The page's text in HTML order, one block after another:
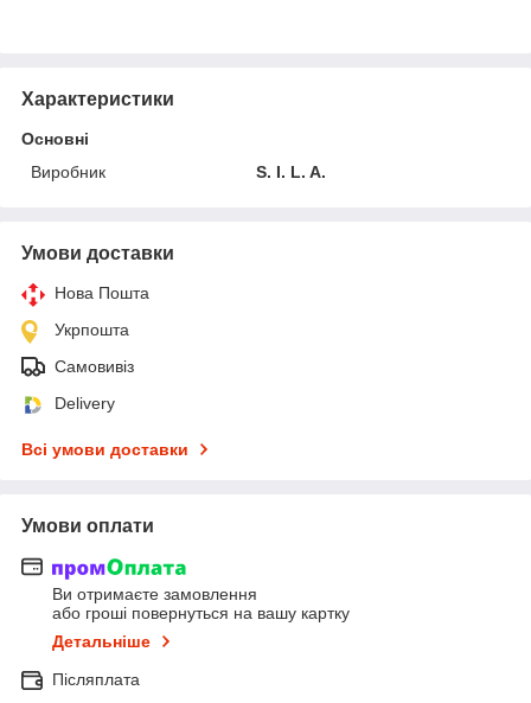
Характеристики
Основні
Виробник
S. I. L. A.
Умови доставки
Нова Пошта
Укрпошта
Самовивіз
Delivery
Всі умови доставки
Умови оплати
Ви отримаєте замовлення
або гроші повернуться на вашу картку
Детальніше
Післяплата